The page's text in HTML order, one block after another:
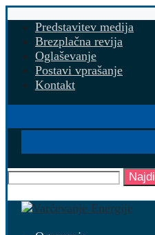
Predstavitev medija
Brezplačna revija
Oglaševanje
Postavi vprašanje
Kontakt
Najdi